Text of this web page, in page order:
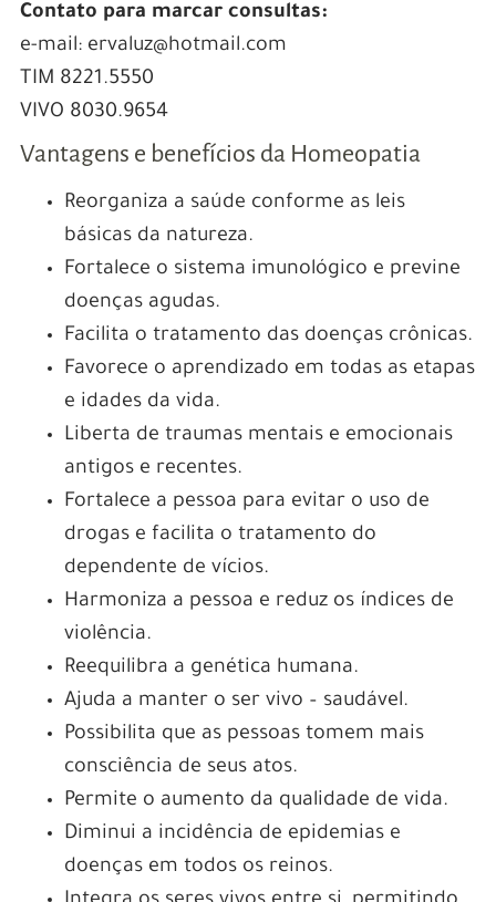
Contato para marcar consultas:
e-mail: ervaluz@hotmail.com
TIM 8221.5550
VIVO 8030.9654
Vantagens e benefícios da Homeopatia
Reorganiza a saúde conforme as leis
básicas da natureza.
Fortalece o sistema imunológico e previne
doenças agudas.
Facilita o tratamento das doenças crônicas.
Favorece o aprendizado em todas as etapas
e idades da vida.
Liberta de traumas mentais e emocionais
antigos e recentes.
Fortalece a pessoa para evitar o uso de
drogas e facilita o tratamento do
dependente de vícios.
Harmoniza a pessoa e reduz os índices de
violência.
Reequilibra a genética humana.
Ajuda a manter o ser vivo – saudável.
Possibilita que as pessoas tomem mais
consciência de seus atos.
Permite o aumento da qualidade de vida.
Diminui a incidência de epidemias e
doenças em todos os reinos.